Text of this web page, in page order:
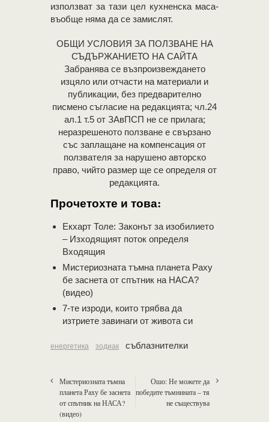
използват за тази цел кухненска маса-
въобще няма да се замислят.
OБЩИ УСЛОВИЯ ЗА ПОЛЗВАНЕ НА
СЪДЪРЖАНИЕТО НА САЙТА
Забранява се възпроизвеждането
изцяло или отчасти на материали и
публикации, без предварително
писмено съгласие на редакцията; чл.24
ал.1 т.5 от ЗАвПСП не се прилага;
неразрешеното ползване е свързано
със заплащане на компенсация от
ползвателя за нарушено авторско
право, чийто размер ще се определя от
редакцията.
Прочетохте и това:
Екхарт Толе: Законът за изобилието
– Изходящият поток определя
Входящия
Мистериозната тъмна планета Раху
бе заснета от спътник на НАСА?
(видео)
7-те изроди, които трябва да
изтриете завинаги от живота си
енергетика зодиак съблазнителки
Мистериозната тъмна
планета Раху бе заснета
от спътник на НАСА?
(видео)
Ошо: Не можете да
победите тъмнината – тя
не съществува